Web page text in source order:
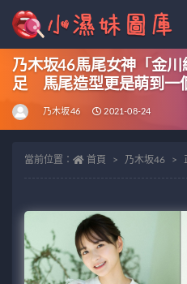
乃木坂46馬尾女神「金
足 馬尾造型更是萌到一
乃木坂46 2021-08-24
當前位置： 首頁 乃木坂46